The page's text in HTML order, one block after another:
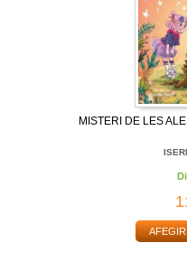
MISTERI DE LES
AFEGIR